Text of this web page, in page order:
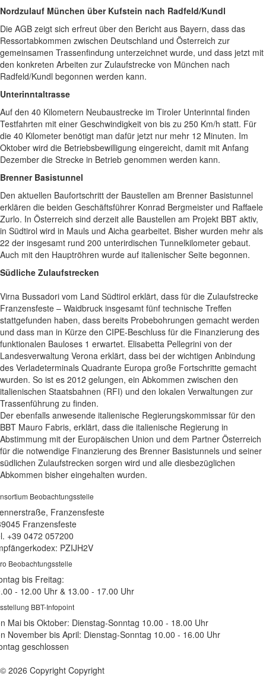
Nordzulauf München über Kufstein nach Radfeld/Kundl
Die AGB zeigt sich erfreut über den Bericht aus Bayern, dass das
Ressortabkommen zwischen Deutschland und Österreich zur
gemeinsamen Trassenfindung unterzeichnet wurde, und dass jetzt mit
den konkreten Arbeiten zur Zulaufstrecke von München nach
Radfeld/Kundl begonnen werden kann.
Unterinntaltrasse
Auf den 40 Kilometern Neubaustrecke im Tiroler Unterinntal finden
Testfahrten mit einer Geschwindigkeit von bis zu 250 Km/h statt. Für
die 40 Kilometer benötigt man dafür jetzt nur mehr 12 Minuten. Im
Oktober wird die Betriebsbewilligung eingereicht, damit mit Anfang
Dezember die Strecke in Betrieb genommen werden kann.
Brenner Basistunnel
Den aktuellen Baufortschritt der Baustellen am Brenner Basistunnel
erklären die beiden Geschäftsführer Konrad Bergmeister und Raffaele
Zurlo. In Österreich sind derzeit alle Baustellen am Projekt BBT aktiv,
in Südtirol wird in Mauls und Aicha gearbeitet. Bisher wurden mehr als
22 der insgesamt rund 200 unterirdischen Tunnelkilometer gebaut.
Auch mit den Hauptröhren wurde auf italienischer Seite begonnen.
Südliche Zulaufstrecken
Virna Bussadori vom Land Südtirol erklärt, dass für die Zulaufstrecke
Franzensfeste – Waidbruck insgesamt fünf technische Treffen
stattgefunden haben, dass bereits Probebohrungen gemacht werden
und dass man in Kürze den CIPE-Beschluss für die Finanzierung des
funktionalen Bauloses 1 erwartet. Elisabetta Pellegrini von der
Landesverwaltung Verona erklärt, dass bei der wichtigen Anbindung
des Verladeterminals Quadrante Europa große Fortschritte gemacht
wurden. So ist es 2012 gelungen, ein Abkommen zwischen den
italienischen Staatsbahnen (RFI) und den lokalen Verwaltungen zur
Trassenführung zu finden.
Der ebenfalls anwesende italienische Regierungskommissar für den
BBT Mauro Fabris, erklärt, dass die italienische Regierung in
Abstimmung mit der Europäischen Union und dem Partner Österreich
für die notwendige Finanzierung des Brenner Basistunnels und seiner
südlichen Zulaufstrecken sorgen wird und alle diesbezüglichen
Abkommen bisher eingehalten wurden.
Beobachtungsstelle
Franzensfeste
Franzensfeste
+39 0472 057200
PZIJH2V
Beobachtungsstelle
bis Freitag:
- 12.00 Uhr & 13.00 - 17.00 Uhr
BBT-Infopoint
Mai bis Oktober: Dienstag-Sonntag 10.00 - 18.00 Uhr
November bis April: Dienstag-Sonntag 10.00 - 16.00 Uhr
geschlossen
© 2026 Copyright Copyright